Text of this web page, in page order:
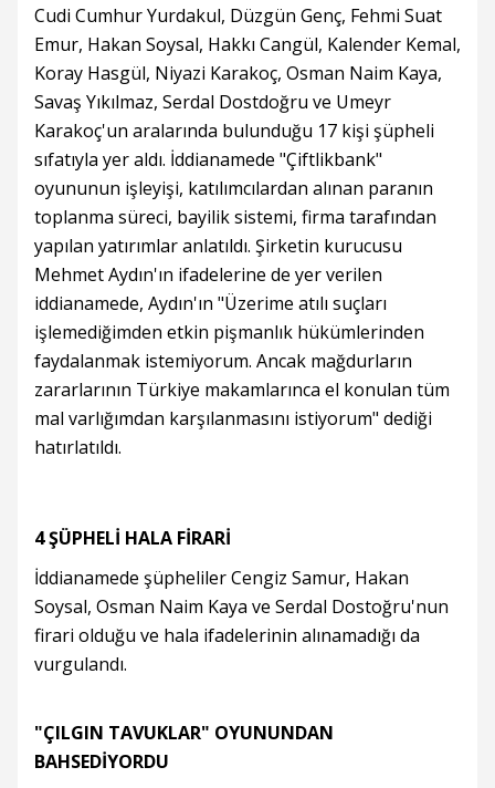
Cudi Cumhur Yurdakul, Düzgün Genç, Fehmi Suat
Emur, Hakan Soysal, Hakkı Cangül, Kalender Kemal,
Koray Hasgül, Niyazi Karakoç, Osman Naim Kaya,
Savaş Yıkılmaz, Serdal Dostdoğru ve Umeyr
Karakoç'un aralarında bulunduğu 17 kişi şüpheli
sıfatıyla yer aldı. İddianamede "Çiftlikbank"
oyununun işleyişi, katılımcılardan alınan paranın
toplanma süreci, bayilik sistemi, firma tarafından
yapılan yatırımlar anlatıldı. Şirketin kurucusu
Mehmet Aydın'ın ifadelerine de yer verilen
iddianamede, Aydın'ın "Üzerime atılı suçları
işlemediğimden etkin pişmanlık hükümlerinden
faydalanmak istemiyorum. Ancak mağdurların
zararlarının Türkiye makamlarınca el konulan tüm
mal varlığımdan karşılanmasını istiyorum" dediği
hatırlatıldı.
4 ŞÜPHELİ HALA FİRARİ
İddianamede şüpheliler Cengiz Samur, Hakan
Soysal, Osman Naim Kaya ve Serdal Dostoğru'nun
firari olduğu ve hala ifadelerinin alınamadığı da
vurgulandı.
"ÇILGIN TAVUKLAR" OYUNUNDAN
BAHSEDİYORDU